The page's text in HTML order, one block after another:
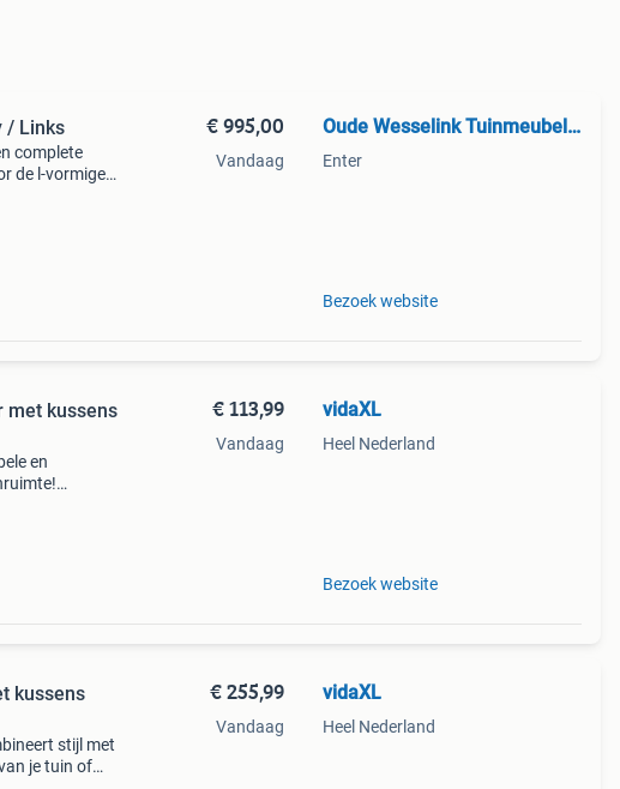
/ Links
complete
de l-vormige
€ 995,00
Vandaag
Oude Wesselink Tuinmeubelen
Enter
Bezoek website
met kussens
en
€ 113,99
Vandaag
vidaXL
Heel Nederland
Bezoek website
kussens
stijl met
je tuin of
€ 255,99
Vandaag
vidaXL
Heel Nederland